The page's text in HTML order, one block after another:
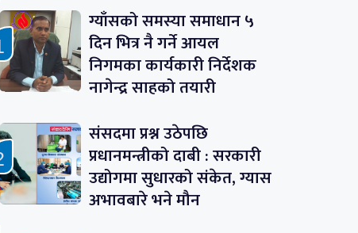
ग्याँसको समस्या समाधान ५
दिन भित्र नै गर्ने आयल
निगमका कार्यकारी निर्देशक
नागेन्द्र साहको तयारी
संसदमा प्रश्न उठेपछि
प्रधानमन्त्रीको दाबी : सरकारी
उद्योगमा सुधारको संकेत, ग्यास
अभावबारे भने मौन